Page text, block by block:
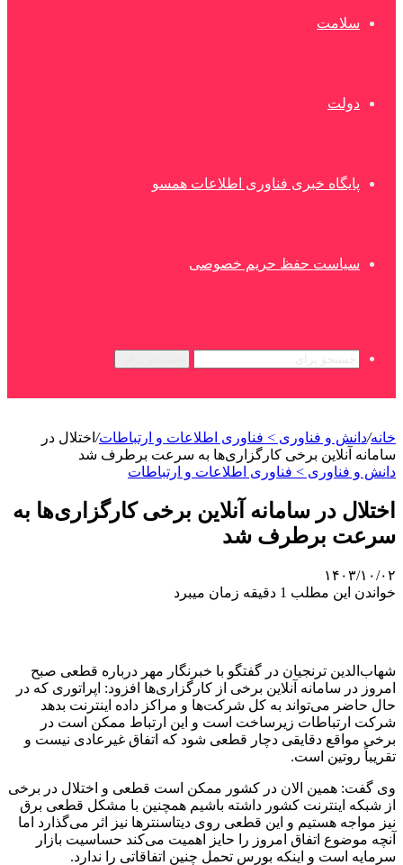
سلامت
دولت
پایگاه خبری فناوری اطلاعات همسو
سیاست حفظ حریم خصوصی
خانه/دانش و فناوری > فناوری اطلاعات و ارتباطات/ اختلال در
سامانه آنلاین برخی کارگزاری‌ها به سرعت برطرف شد
دانش و فناوری > فناوری اطلاعات و ارتباطات
اختلال در سامانه آنلاین برخی کارگزاری‌ها به
سرعت برطرف شد
۱۴۰۳/۱۰/۰۲
خواندن این مطلب 1 دقیقه زمان میبرد
شهاب‌الدین ترنجیان در گفتگو با خبرنگار مهر درباره قطعی صبح
امروز در سامانه آنلاین برخی از کارگزاری‌ها افزود: اپراتوری که در
حال حاضر می‌تواند به کل شرکت‌ها و مراکز داده اینترنت بدهد
شرکت ارتباطات زیرساخت است و این ارتباط ممکن است در
برخی مواقع دقایقی دچار قطعی شود که اتفاق غیرعادی نیست و
تقریباً روتین است.
وی گفت: همین الان در کشور ممکن است قطعی و اختلال در برخی
از شبکه اینترنت کشور داشته باشیم همچنین با مشکل قطعی برق
نیز مواجه هستیم و این قطعی روی دیتاسنترها نیز اثر می‌گذارد اما
آنچه موضوع اتفاق امروز را حایز اهمیت می‌کند حساسیت بازار
سرمایه است و اینکه بورس تحمل چنین اتفاقاتی را ندارد.